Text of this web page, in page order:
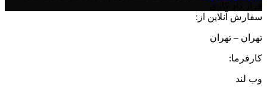
سفارش آنلاین از:
تهران – تهران
کارفرما:
وب لند